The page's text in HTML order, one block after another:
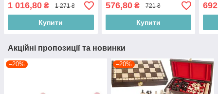
1 016,80 ₴ 1 271 ₴
Купити
576,80₴ 721 ₴
Купити
692
Акційні пропозиції та новинки
–20% –20%